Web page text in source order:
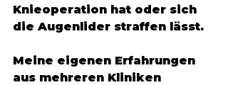
Knieoperation hat oder sich
die Augenlider straffen lässt.
Meine eigenen Erfahrungen
aus mehreren Kliniken